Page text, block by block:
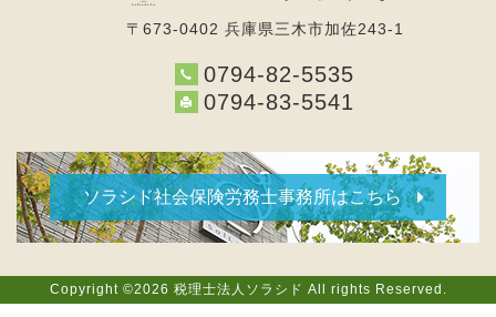
〒673-0402 兵庫県三木市加佐243-1
0794-82-5535
0794-83-5541
ソラシド社会保険労務士事務所はこちら
Copyright ©2026 税理士法人ソラシド All rights Reserved.